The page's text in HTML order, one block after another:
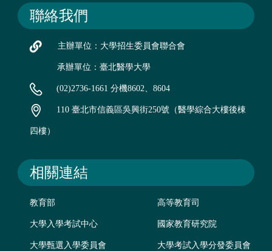
聯絡我們
主辦單位：大學招生委員會聯合會
承辦單位：臺北醫學大學
(02)2736-1661 分機8602、8604
110 臺北市信義區吳興街250號（醫學綜合大樓後棟
四樓）
相關連結
教育部 高等教育司
大學入學考試中心 國家教育研究院
大學甄選入學委員會 大學考試入學分發委員會